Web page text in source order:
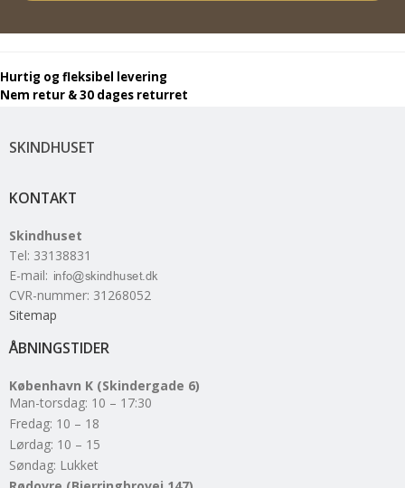
SKINDHUSET
KONTAKT
Skindhuset
Tel: 33138831
E-mail:
CVR-nummer: 31268052
Sitemap
ÅBNINGSTIDER
København K (Skindergade 6)
Man-torsdag: 10 – 17:30
Fredag: 10 – 18
Lørdag: 10 – 15
Søndag: Lukket
Hurtig og fleksibel levering
Nem retur & 30 dages returret